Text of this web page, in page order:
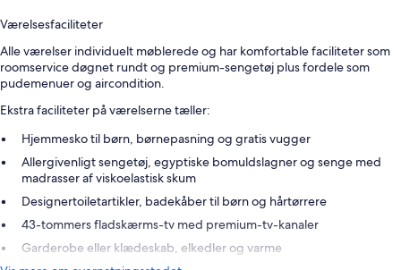
Værelsesfaciliteter
Alle værelser individuelt møblerede og har komfortable faciliteter som
roomservice døgnet rundt og premium-sengetøj plus fordele som
pudemenuer og aircondition.
Ekstra faciliteter på værelserne tæller:
Hjemmesko til børn, børnepasning og gratis vugger
Allergivenligt sengetøj, egyptiske bomuldslagner og senge med
madrasser af viskoelastisk skum
Designertoiletartikler, badekåber til børn og hårtørrere
43-tommers fladskærms-tv med premium-tv-kanaler
Garderobe eller klædeskab, elkedler og varme